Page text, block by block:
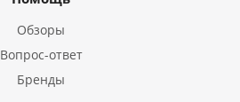
Обзоры
Вопрос-ответ
Бренды